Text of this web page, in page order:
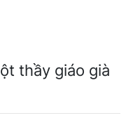
thầy giáo già